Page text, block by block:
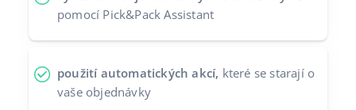
pomocí Pick&Pack Assistant
použití automatických akcí, které se starají o
vaše objednávky